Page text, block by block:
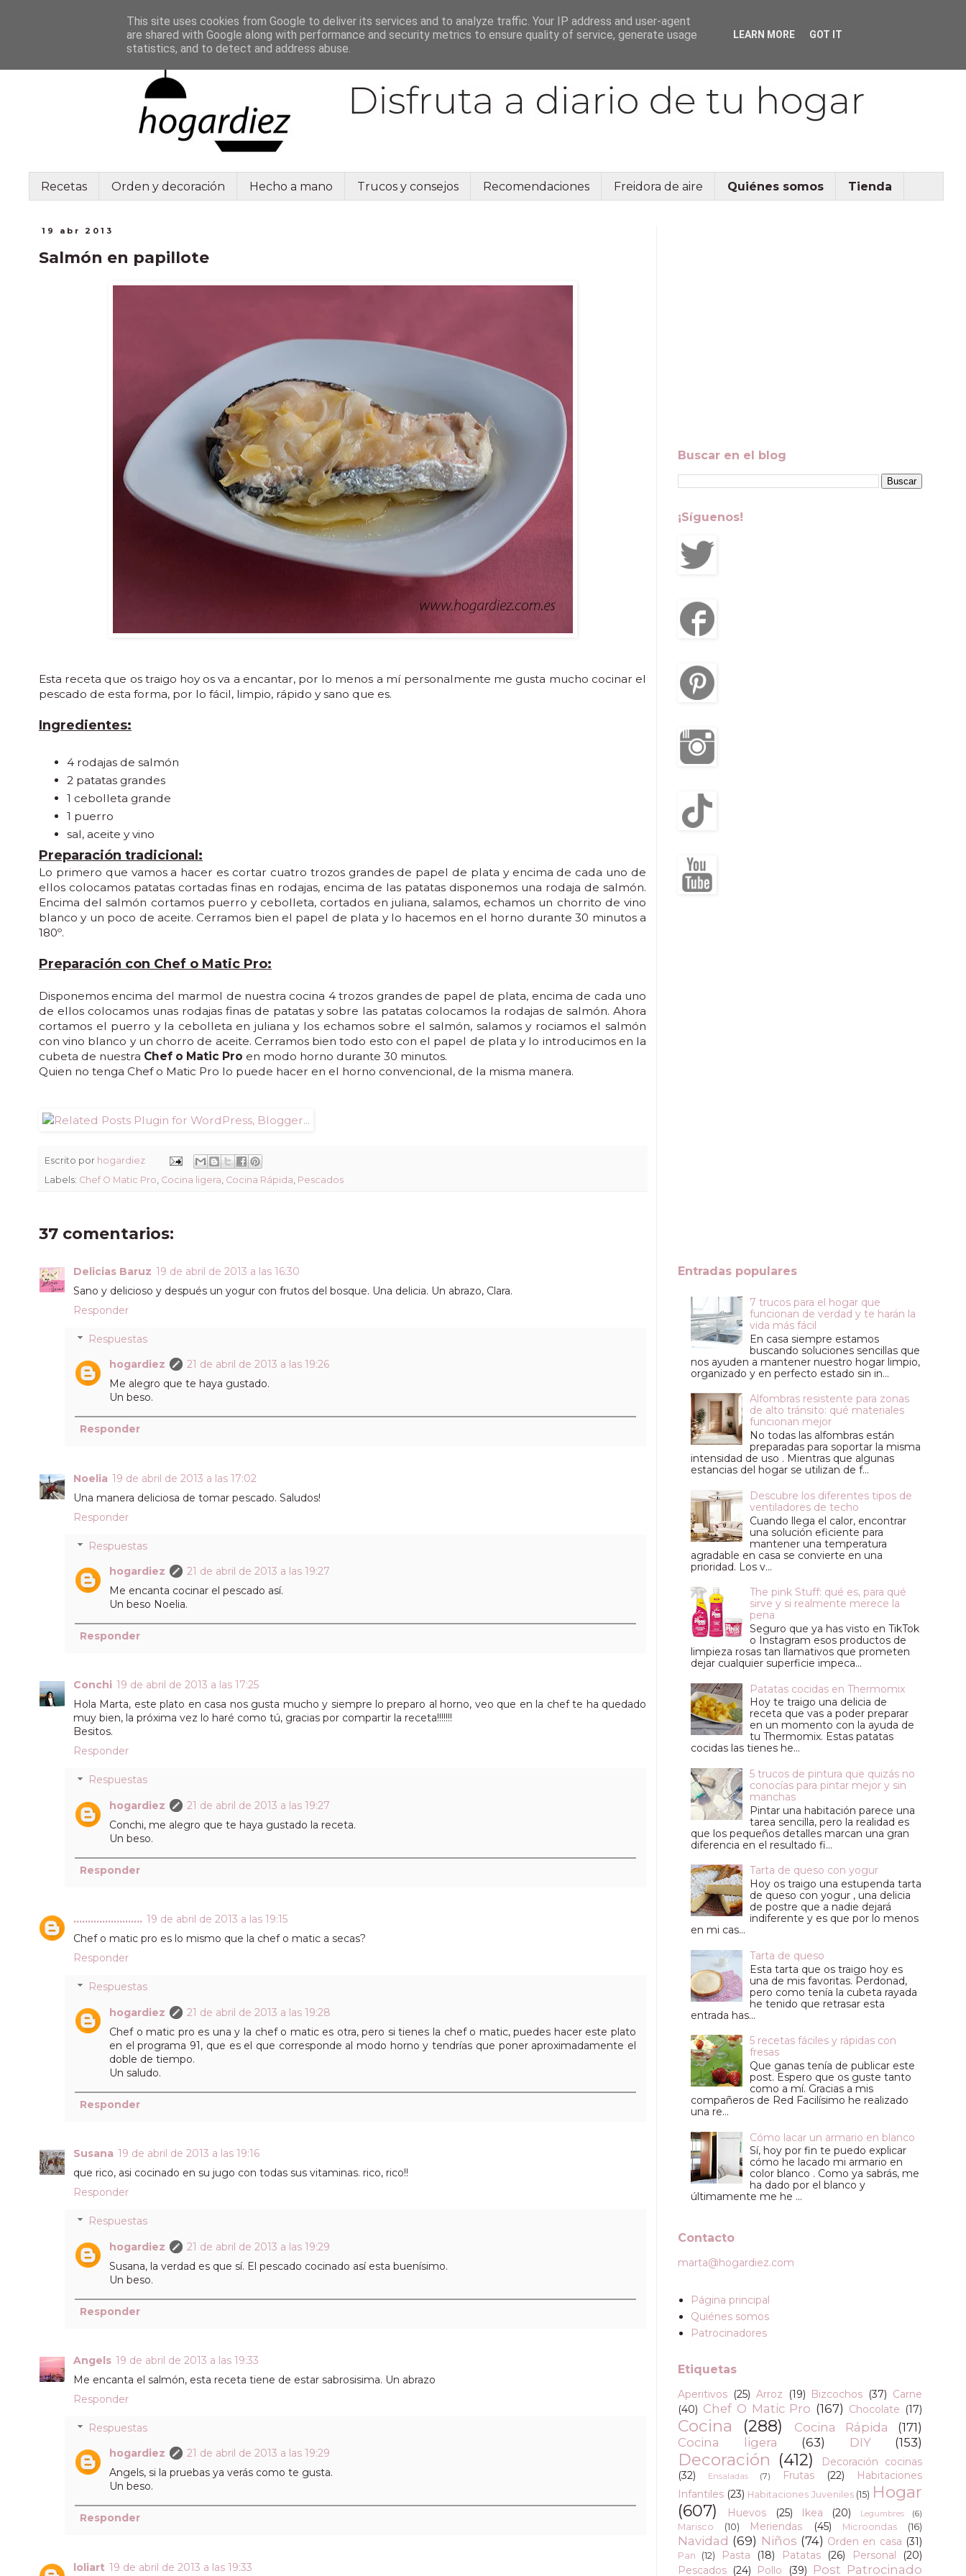
Recetas Orden y decoración Hecho a mano Trucos y consejos Recomendaciones Freidora de aire Quiénes somos Tienda
19 abr 2013
Salmón en papillote
Esta receta que os traigo hoy os va a encantar, por lo menos a mí personalmente me gusta mucho cocinar el
pescado de esta forma, por lo fácil, limpio, rápido y sano que es.
Ingredientes:
4 rodajas de salmón
2 patatas grandes
1 cebolleta grande
1 puerro
sal, aceite y vino
Preparación tradicional:
Lo primero que vamos a hacer es cortar cuatro trozos grandes de papel de plata y encima de cada uno de
ellos colocamos patatas cortadas finas en rodajas, encima de las patatas disponemos una rodaja de salmón.
Encima del salmón cortamos puerro y cebolleta, cortados en juliana, salamos, echamos un chorrito de vino
blanco y un poco de aceite. Cerramos bien el papel de plata y lo hacemos en el horno durante 30 minutos a
180º.
Preparación con Chef o Matic Pro:
Disponemos encima del marmol de nuestra cocina 4 trozos grandes de papel de plata, encima de cada uno
de ellos colocamos unas rodajas finas de patatas y sobre las patatas colocamos la rodajas de salmón. Ahora
cortamos el puerro y la cebolleta en juliana y los echamos sobre el salmón, salamos y rociamos el salmón
con vino blanco y un chorro de aceite. Cerramos bien todo esto con el papel de plata y lo introducimos en la
cubeta de nuestra Chef o Matic Pro en modo horno durante 30 minutos.
Quien no tenga Chef o Matic Pro lo puede hacer en el horno convencional, de la misma manera.
Escrito por hogardiez
Labels: Chef O Matic Pro Cocina ligera Cocina Rápida Pescados
37 comentarios:
Delicias Baruz 19 de abril de 2013 a las 16:30
Sano y delicioso y después un yogur con frutos del bosque. Una delicia. Un abrazo, Clara.
Responder
Respuestas
hogardiez
21 de abril de 2013 a las 19:26
Me alegro que te haya gustado.
Un beso.
Responder
Noelia 19 de abril de 2013 a las 17:02
Una manera deliciosa de tomar pescado. Saludos!
Responder
Respuestas
hogardiez
21 de abril de 2013 a las 19:27
Me encanta cocinar el pescado así.
Un beso Noelia.
Responder
Conchi 19 de abril de 2013 a las 17:25
Hola Marta, este plato en casa nos gusta mucho y siempre lo preparo al horno, veo que en la chef te ha quedado
muy bien, la próxima vez lo haré como tú, gracias por compartir la receta!!!!!!!
Besitos.
Responder
Respuestas
hogardiez
21 de abril de 2013 a las 19:27
Conchi, me alegro que te haya gustado la receta.
Un beso.
Responder
........................ 19 de abril de 2013 a las 19:15
Chef o matic pro es lo mismo que la chef o matic a secas?
Responder
Respuestas
hogardiez
21 de abril de 2013 a las 19:28
Chef o matic pro es una y la chef o matic es otra, pero si tienes la chef o matic, puedes hacer este plato
en el programa 91, que es el que corresponde al modo horno y tendrías que poner aproximadamente el
doble de tiempo.
Un saludo.
Responder
Susana 19 de abril de 2013 a las 19:16
que rico, asi cocinado en su jugo con todas sus vitaminas. rico, rico!!
Responder
Respuestas
hogardiez
21 de abril de 2013 a las 19:29
Susana, la verdad es que sí. El pescado cocinado así esta buenísimo.
Un beso.
Responder
Angels 19 de abril de 2013 a las 19:33
Me encanta el salmón, esta receta tiene de estar sabrosisima. Un abrazo
Responder
Respuestas
hogardiez
21 de abril de 2013 a las 19:29
Angels, si la pruebas ya verás como te gusta.
Un beso.
Responder
loliart 19 de abril de 2013 a las 19:33
Buscar en el blog
¡Síguenos!
Entradas populares
7 trucos para el hogar que
funcionan de verdad y te harán la
vida más fácil
En casa siempre estamos
buscando soluciones sencillas que
nos ayuden a mantener nuestro hogar limpio,
organizado y en perfecto estado sin in...
Alfombras resistente para zonas
de alto tránsito: qué materiales
funcionan mejor
No todas las alfombras están
preparadas para soportar la misma
intensidad de uso . Mientras que algunas
estancias del hogar se utilizan de f...
Descubre los diferentes tipos de
ventiladores de techo
Cuando llega el calor, encontrar
una solución eficiente para
mantener una temperatura
agradable en casa se convierte en una
prioridad. Los v...
The pink Stuff: qué es, para qué
sirve y si realmente merece la
pena
Seguro que ya has visto en TikTok
o Instagram esos productos de
limpieza rosas tan llamativos que prometen
dejar cualquier superficie impeca...
Patatas cocidas en Thermomix
Hoy te traigo una delicia de
receta que vas a poder preparar
en un momento con la ayuda de
tu Thermomix. Estas patatas
cocidas las tienes he...
5 trucos de pintura que quizás no
conocías para pintar mejor y sin
manchas
Pintar una habitación parece una
tarea sencilla, pero la realidad es
que los pequeños detalles marcan una gran
diferencia en el resultado fi...
Tarta de queso con yogur
Hoy os traigo una estupenda tarta
de queso con yogur , una delicia
de postre que a nadie dejará
indiferente y es que por lo menos
en mi cas...
Tarta de queso
Esta tarta que os traigo hoy es
una de mis favoritas. Perdonad,
pero como tenía la cubeta rayada
he tenido que retrasar esta
entrada has...
5 recetas fáciles y rápidas con
fresas
Que ganas tenía de publicar este
post. Espero que os guste tanto
como a mí. Gracias a mis
compañeros de Red Facilísimo he realizado
una re...
Cómo lacar un armario en blanco
Sí, hoy por fin te puedo explicar
cómo he lacado mi armario en
color blanco . Como ya sabrás, me
ha dado por el blanco y
últimamente me he ...
Contacto
marta@hogardiez.com
Página principal
Quiénes somos
Patrocinadores
Etiquetas
Aperitivos (25) Arroz (19) Bizcochos (37) Carne
(40) Chef O Matic Pro (167) Chocolate (17)
Cocina (288) Cocina Rápida
(171)
Cocina ligera
(63) DIY (153)
Decoración (412)
Decoración cocinas
(32)
Ensaladas (7) Frutas (22)
Habitaciones
Infantiles (23) Habitaciones Juveniles (15) Hogar
(607)
Huevos (25) Ikea (20) Legumbres (6)
Marisco (10) Meriendas (45) Microondas (16)
Navidad (69) Niños (74) Orden en casa (31)
Pan (12) Pasta (18) Patatas (26) Personal
(20)
Pescados (24) Pollo (39) Post Patrocinado
This site uses cookies from Google to deliver its services and to analyze traffic. Your IP address and user-agent
are shared with Google along with performance and security metrics to ensure quality of service, generate usage
statistics, and to detect and address abuse.
LEARN MORE GOT IT